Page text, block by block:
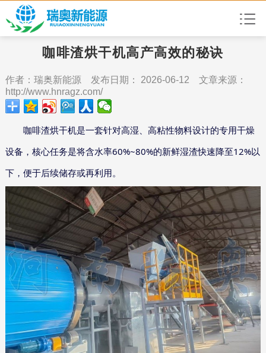
咖啡渣烘干机高产高效的秘诀
作者：瑞奥新能源 发布日期： 2026-06-12 文章来源：
http://www.hnragz.com/
咖啡渣烘干机是一套针对高湿、高粘性物料设计的专用干燥
设备，核心任务是将含水率60%~80%的新鲜湿渣快速降至12%以
下，便于后续储存或再利用。